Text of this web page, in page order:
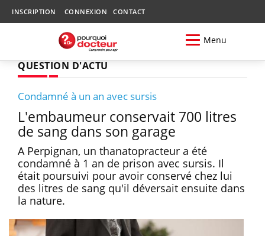
INSCRIPTION CONNEXION CONTACT
Menu
QUESTION D'ACTU
Condamné à un an avec sursis
L'embaumeur conservait 700 litres
de sang dans son garage
A Perpignan, un thanatopracteur a été
condamné à 1 an de prison avec sursis. Il
était poursuivi pour avoir conservé chez lui
des litres de sang qu'il déversait ensuite dans
la nature.